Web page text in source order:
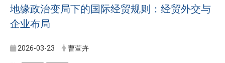
地缘政治变局下的国际经贸规则：经贸外交与
企业布局
2026-03-23 曹萱卉